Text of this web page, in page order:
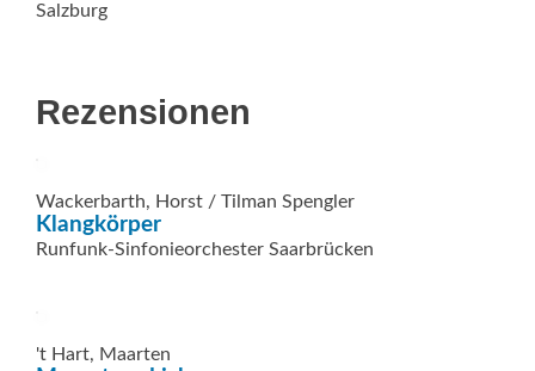
Salzburg
Rezensionen
Wackerbarth, Horst / Tilman Spengler
Klangkörper
Runfunk-Sinfonieorchester Saarbrücken
't Hart, Maarten